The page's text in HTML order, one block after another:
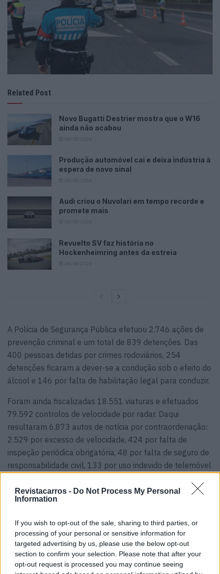
Revistacarros - Do Not Process My Personal
Information
If you wish to opt-out of the sale, sharing to third parties, or
processing of your personal or sensitive information for
targeted advertising by us, please use the below opt-out
section to confirm your selection. Please note that after your
opt-out request is processed you may continue seeing
Related Post
Novo Bugatti Destrier mostra que o W16
ainda não acabou
Produção automóvel cai e deixa indústria à
espera de novo sinal
Audi criou o Nuvolari em tempo recorde e
promete mais
Revuelto SV faz história no
Hockenheimring antes da estreia
A Polícia de Segurança Pública efetuou 2.746 ações de
prevenção criminal e um total de 839 detenções. Das
400 pessoas detidas por crimes rodoviários, 254
detenções ficaram a dever-se a condução sob o efeito do
álcool e 146 por falta de habilitação legal para conduzir.
Foram ainda fiscalizadas 18.551 viaturas e efetuados
79.592 controlos de velocidade por radar. Daqui
resultaram 6.873 autos de notícia por contraordenação:
2.529 por excesso de velocidade, 424 por falta de
inspeção periódica obrigatória, 48 por falta de seguro de
responsabilidade civil, 133 por uso indevido de telemóvel
do álcool.
sinistralidade